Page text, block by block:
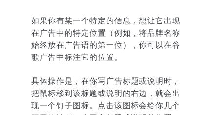
如果你有某一个特定的信息，想让它出现
在广告中的特定位置（例如，将品牌名称
始终放在广告语的第一位），你可以在谷
歌广告中标注它的位置。
具体操作是，在你写广告标题或说明时，
把鼠标移到该标题或说明的右边，就会出
现一个钉子图标。点击该图标会给你几个